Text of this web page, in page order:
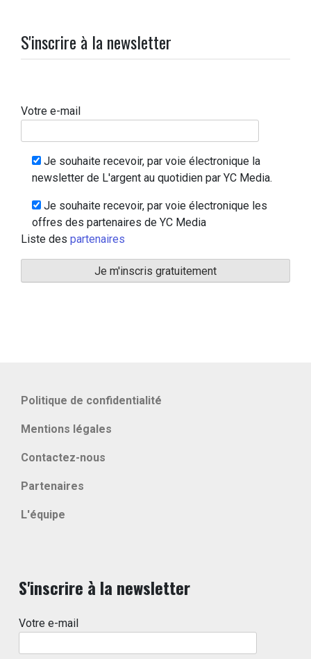
S'inscrire à la newsletter
Votre e-mail
Je souhaite recevoir, par voie électronique la
newsletter de L'argent au quotidien par YC Media.
Je souhaite recevoir, par voie électronique les
offres des partenaires de YC Media
Liste des partenaires
Politique de confidentialité
Mentions légales
Contactez-nous
Partenaires
L'équipe
S'inscrire à la newsletter
Votre e-mail